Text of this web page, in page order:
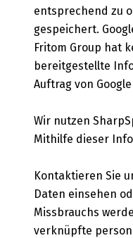
entsprechend zu
gespeichert.
Fritom Group hat
bereitgestellte
Auftrag von
Wir nutzen
Mithilfe dieser
Kontaktieren Sie
Daten einsehen
Missbrauchs
verknüpfte